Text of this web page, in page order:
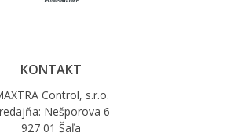
KONTAKT
Control, s.r.o.
Nešporova 6
927 01 Šaľa